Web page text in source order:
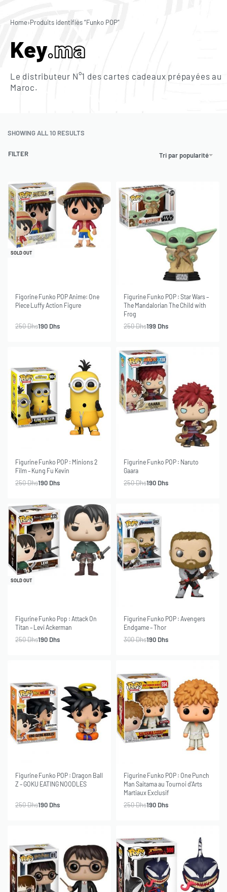
Home›Produits identifiés “Funko POP”
Key.ma
Le distributeur N°1 des cartes cadeaux prépayées au
Maroc.
SHOWING ALL 10 RESULTS
Tri par popularité
FILTER
-24% OFF
SOLD OUT
Figorine Funko POP Anime: One
Piece Luffy Action Figure
250Dhs190 Dhs
Figurine Funko POP : Star Wars –
The Mandalorian The Child with
Frog
250Dhs199 Dhs
Figurine Funko POP : Minions 2
Film – Kung Fu Kevin
250Dhs190 Dhs
Figurine Funko POP : Naruto
Gaara
250Dhs190 Dhs
-24% OFF
SOLD OUT
Figurine Funko Pop : Attack On
Titan – Levi Ackerman
250Dhs190 Dhs
Figurine Funko POP : Avengers
Endgame – Thor
300Dhs190 Dhs
Figurine Funko POP : Dragon Ball
Z – GOKU EATING NOODLES
250Dhs190 Dhs
Figurine Funko POP : One Punch
Man Saitama au Tournoi d’Arts
Martiaux Exclusif
250Dhs190 Dhs